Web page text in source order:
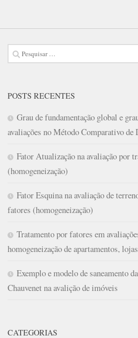
Pesquisar
por:
POSTS RECENTES
Grau de fundamentação global e
avaliações no Método Comparativo de
Fator Atualização na avaliação por
(homogeneização)
Fator Esquina na avaliação de
fatores (homogeneização)
Tratamento por fatores em
homogeneização de apartamentos,
Exemplo e modelo de saneamento
Chauvenet na avalição de imóveis
CATEGORIAS